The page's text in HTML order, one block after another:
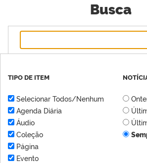
Busca
TIPO DE ITEM
Selecionar Todos/Nenhum
Agenda Diária
Áudio
Coleção
Página
Evento